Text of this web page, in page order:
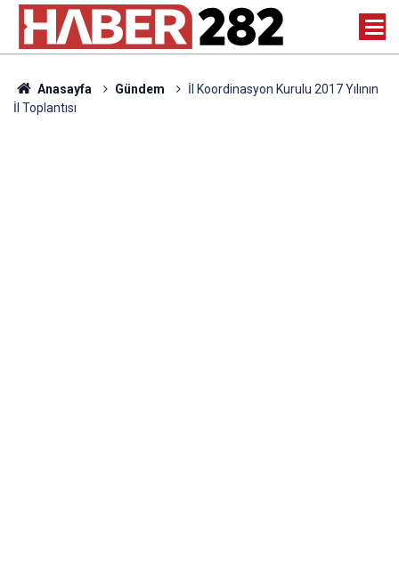
Anasayfa Gündem
İl Koordinasyon Kurulu 2017 Yılının
İl Toplantısı